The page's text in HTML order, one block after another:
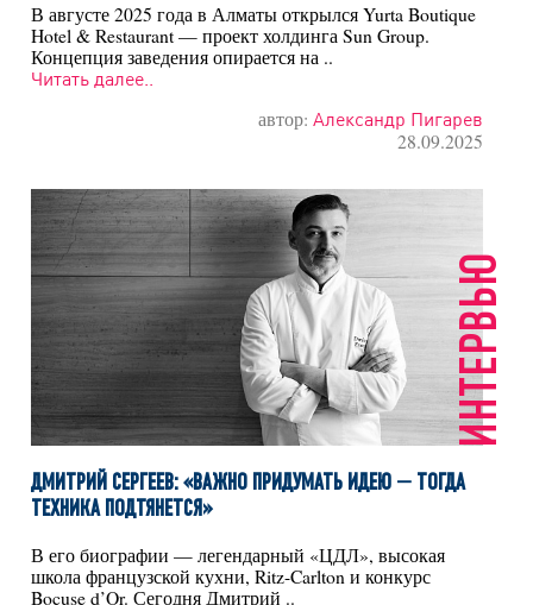
В августе 2025 года в Алматы открылся Yurta Boutique
Hotel & Restaurant — проект холдинга Sun Group.
Концепция заведения опирается на ..
Читать далее..
автор: Александр Пигарев
28.09.2025
ДМИТРИЙ СЕРГЕЕВ: «ВАЖНО ПРИДУМАТЬ ИДЕЮ — ТОГДА
ТЕХНИКА ПОДТЯНЕТСЯ»
В его биографии — легендарный «ЦДЛ», высокая
школа французской кухни, Ritz-Carlton и конкурс
Bocuse d’Or. Сегодня Дмитрий ..
ИНТЕРВЬЮ